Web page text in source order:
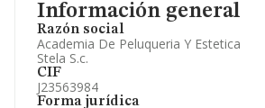
Información general
Razón social
Academia De Peluqueria Y Estetica
Stela S.c.
CIF
J23563984
Forma jurídica
Artículos de prensa publicados
Información oficial y registral